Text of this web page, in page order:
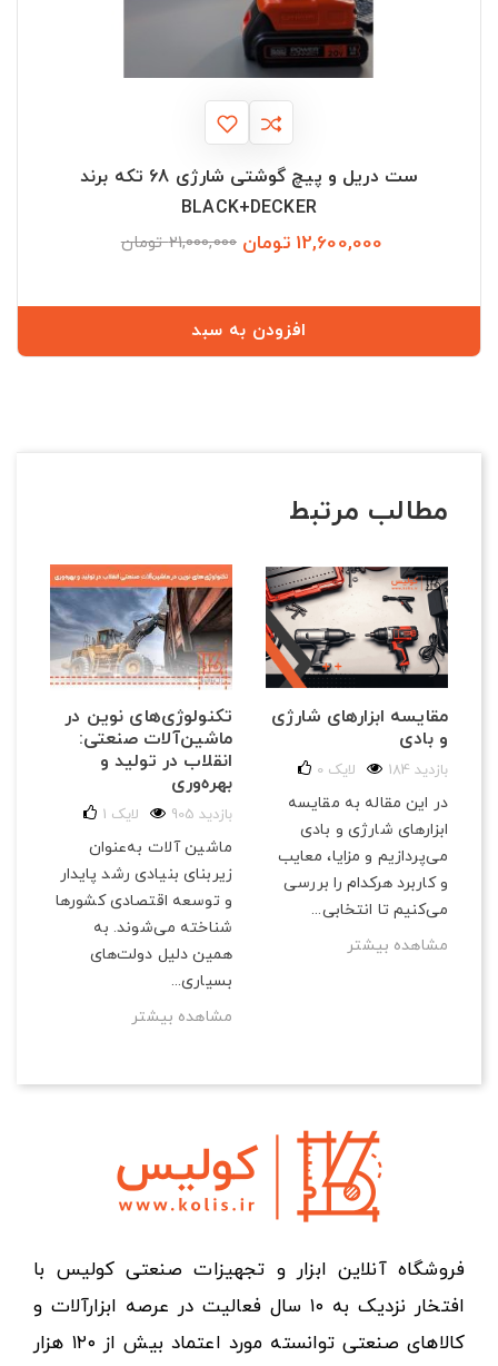
ست دریل و پیچ گوشتی شارژی 68 تکه برند
BLACK+DECKER
12,600,000 تومان 21,000,000 تومان
افزودن به سبد
مطالب مرتبط
تکنولوژی‌های نوین در
ماشین‌آلات صنعتی:
انقلاب در تولید و
بهره‌وری
905 بازدید 1 لایک
ماشین آلات به‌عنوان
زیربنای بنیادی رشد پایدار
و توسعه اقتصادی کشورها
شناخته می‌شوند. به
همین دلیل دولت‌های
بسیاری...
مشاهده بیشتر
مقایسه ابزارهای شارژی
و بادی
184 بازدید 0 لایک
در این مقاله به مقایسه
ابزارهای شارژی و بادی
می‌پردازیم و مزایا، معایب
و کاربرد هرکدام را بررسی
می‌کنیم تا انتخابی...
مشاهده بیشتر
فروشگاه آنلاین ابزار و تجهیزات صنعتی کولیس با
افتخار نزدیک به ۱۰ سال فعالیت در عرصه ابزارآلات و
کالاهای صنعتی توانسته مورد اعتماد بیش از ۱۲۰ هزار